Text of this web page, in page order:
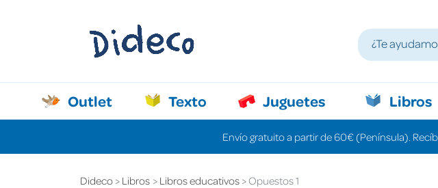
Outlet Texto Juguetes Libros
Envío gratuito a partir de 60€ (Península).
Dideco Libros Libros educativos Opuestos 1